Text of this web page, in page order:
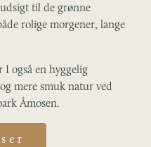
til de grønne
rolige morgener, lange
også en hyggelig
mere smuk natur ved
Åmosen.